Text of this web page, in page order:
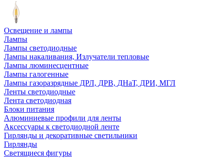
Освещение и лампы
Лампы
Лампы светодиодные
Лампы накаливания, Излучатели тепловые
Лампы люминесцентные
Лампы галогенные
Лампы газоразрядные ДРЛ, ДРВ, ДНаТ, ДРИ, МГЛ
Ленты светодиодные
Лента светодиодная
Блоки питания
Алюминиевые профили для ленты
Аксессуары к светодиодной ленте
Гирлянды и декоративные светильники
Гирлянды
Светящиеся фигуры